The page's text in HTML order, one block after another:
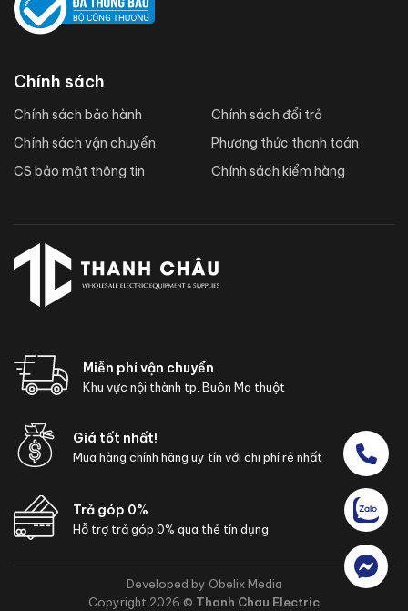
Chính sách
Chính sách bảo hành
Chính sách vận chuyển
CS bảo mật thông tin
Chính sách đổi trả
Phương thức thanh toán
Chính sách kiểm hàng
Miễn phí vận chuyển
Khu vực nội thành tp. Buôn Ma thuột
Giá tốt nhất!
Mua hàng chính hãng uy tín với chi phí rẻ nhất
Trả góp 0%
Hỗ trợ trả góp 0% qua thẻ tín dụng
Developed by Obelix Media
Copyright 2026 © Thanh Chau Electric